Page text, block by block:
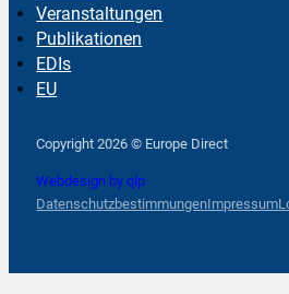
Veranstaltungen
Publikationen
EDIs
EU
Copyright 2026 © Europe Direct
Webdesign by qlp
DatenschutzbestimmungenImpressum